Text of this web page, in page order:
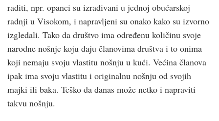
raditi, npr. opanci su izrađivani u jednoj obućarskoj
radnji u Visokom, i napravljeni su onako kako su izvorno
izgledali. Tako da društvo ima određenu količinu svoje
narodne nošnje koju daju članovima društva i to onima
koji nemaju svoju vlastitu nošnju u kući. Većina članova
ipak ima svoju vlastitu i originalnu nošnju od svojih
majki ili baka. Teško da danas može netko i napraviti
takvu nošnju.